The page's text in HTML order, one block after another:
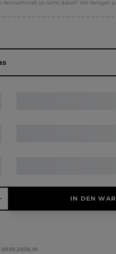
Wunschmaß ist nicht dabei? Wir fertigen
IN DEN
0050,2028,01